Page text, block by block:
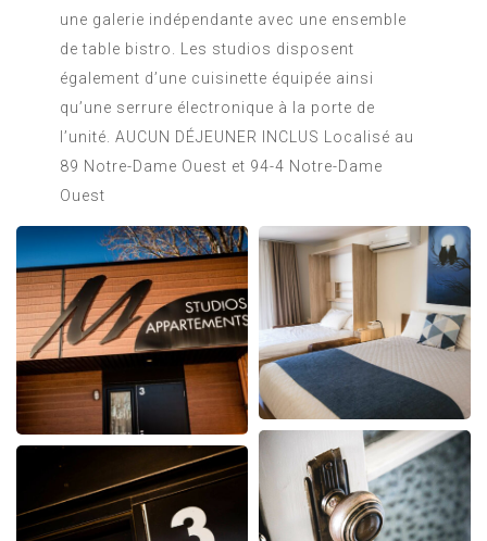
une galerie indépendante avec une ensemble
de table bistro. Les studios disposent
également d’une cuisinette équipée ainsi
qu’une serrure électronique à la porte de
l’unité. AUCUN DÉJEUNER INCLUS Localisé au
89 Notre-Dame Ouest et 94-4 Notre-Dame
Ouest